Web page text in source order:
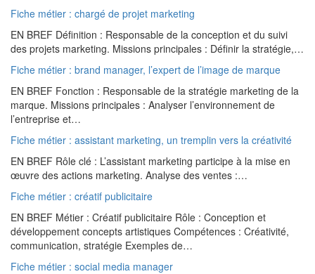
Fiche métier : chargé de projet marketing
EN BREF Définition : Responsable de la conception et du suivi
des projets marketing. Missions principales : Définir la stratégie,…
Fiche métier : brand manager, l’expert de l’image de marque
EN BREF Fonction : Responsable de la stratégie marketing de la
marque. Missions principales : Analyser l’environnement de
l’entreprise et…
Fiche métier : assistant marketing, un tremplin vers la créativité
EN BREF Rôle clé : L’assistant marketing participe à la mise en
œuvre des actions marketing. Analyse des ventes :…
Fiche métier : créatif publicitaire
EN BREF Métier : Créatif publicitaire Rôle : Conception et
développement concepts artistiques Compétences : Créativité,
communication, stratégie Exemples de…
Fiche métier : social media manager